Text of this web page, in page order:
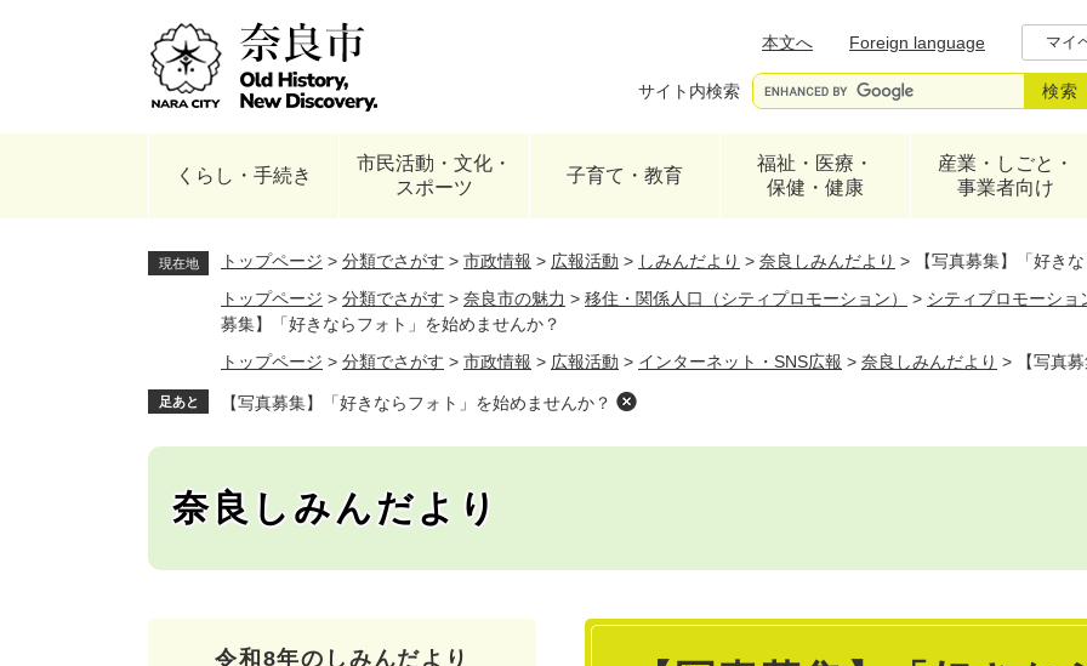
本文へ
Foreign language マイ
サイト内検索
くらし・手続き
市民活動・文化・
スポーツ
子育て・教育
福祉・医療・
保健・健康
産業・しごと・
事業者向け
現在地 トップページ > 分類でさがす > 市政情報 > 広報活動 > しみんだより > 奈良しみんだより >
【写真募集】「好き
トップページ > 分類でさがす > 奈良市の魅力 > 移住・関係人口（シティプロモーション） > シティプロモーショ
募集】「好きならフォト」を始めませんか？
トップページ > 分類でさがす > 市政情報 > 広報活動 > インターネット・SNS広報 > 奈良しみんだより > 【写真
足あと 【写真募集】「好きならフォト」を始めませんか？
奈良しみんだより
本
令和8年のしみんだより